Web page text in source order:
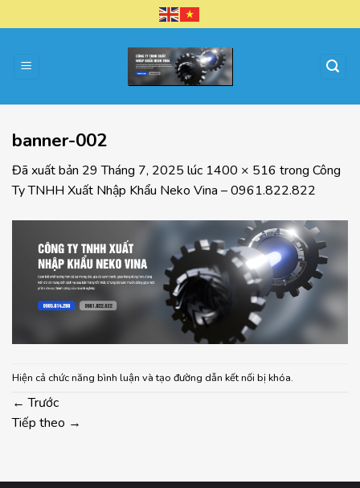
đến
dung
banner-002
Đã xuất bản 29 Tháng 7, 2025 lúc 1400 × 516 trong Công
Ty TNHH Xuất Nhập Khẩu Neko Vina – 0961.822.822
Hiện cả chức năng bình luận và tạo đường dẫn kết nối bị khóa.
← Trước
Tiếp theo →